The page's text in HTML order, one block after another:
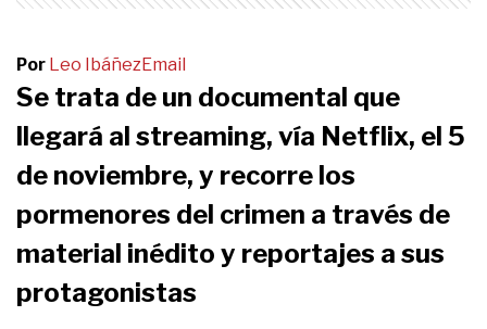
Por Leo IbáñezEmail
Se trata de un documental que
llegará al streaming, vía Netflix, el 5
de noviembre, y recorre los
pormenores del crimen a través de
material inédito y reportajes a sus
protagonistas